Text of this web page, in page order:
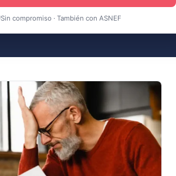
Sin compromiso · También con ASNEF